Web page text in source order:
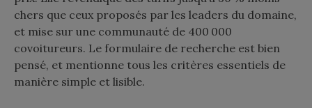
chers que ceux proposés par les leaders du domaine,
et mise sur une communauté de 400 000
covoitureurs. Le formulaire de recherche est bien
pensé, et mentionne tous les critères essentiels de
manière simple et lisible.